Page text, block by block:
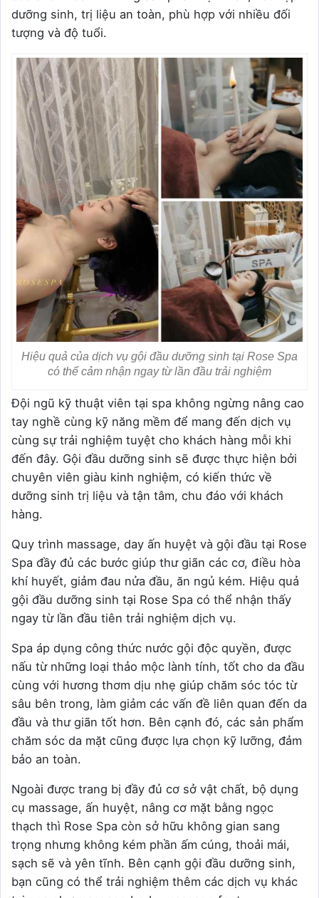
dưỡng sinh, trị liệu an toàn, phù hợp với nhiều đối
tượng và độ tuổi.
Hiệu quả của dịch vụ gội đầu dưỡng sinh tại Rose Spa
có thể cảm nhận ngay từ lần đầu trải nghiệm
Đội ngũ kỹ thuật viên tại spa không ngừng nâng cao
tay nghề cùng kỹ năng mềm để mang đến dịch vụ
cùng sự trải nghiệm tuyệt cho khách hàng mỗi khi
đến đây. Gội đầu dưỡng sinh sẽ được thực hiện bởi
chuyên viên giàu kinh nghiệm, có kiến thức về
dưỡng sinh trị liệu và tận tâm, chu đáo với khách
hàng.
Quy trình massage, day ấn huyệt và gội đầu tại Rose
Spa đầy đủ các bước giúp thư giãn các cơ, điều hòa
khí huyết, giảm đau nửa đầu, ăn ngủ kém. Hiệu quả
gội đầu dưỡng sinh tại Rose Spa có thể nhận thấy
ngay từ lần đầu tiên trải nghiệm dịch vụ.
Spa áp dụng công thức nước gội độc quyền, được
nấu từ những loại thảo mộc lành tính, tốt cho da đầu
cùng với hương thơm dịu nhẹ giúp chăm sóc tóc từ
sâu bên trong, làm giảm các vấn đề liên quan đến da
đầu và thư giãn tốt hơn. Bên cạnh đó, các sản phẩm
chăm sóc da mặt cũng được lựa chọn kỹ lưỡng, đảm
bảo an toàn.
Ngoài được trang bị đầy đủ cơ sở vật chất, bộ dụng
cụ massage, ấn huyệt, nâng cơ mặt bằng ngọc
thạch thì Rose Spa còn sở hữu không gian sang
trọng nhưng không kém phần ấm cúng, thoải mái,
sạch sẽ và yên tĩnh. Bên cạnh gội đầu dưỡng sinh,
bạn cũng có thể trải nghiệm thêm các dịch vụ khác